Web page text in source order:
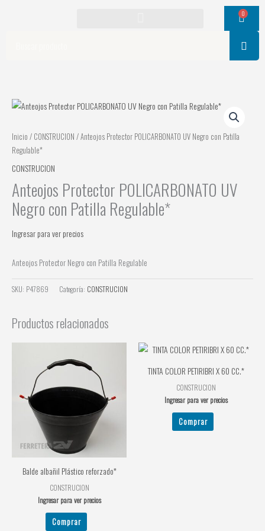
0
Cart
Inicio / CONSTRUCION / Anteojos Protector POLICARBONATO UV Negro con Patilla
Regulable*
CONSTRUCION
Anteojos Protector POLICARBONATO UV
Negro con Patilla Regulable*
Ingresar para ver precios
Anteojos Protector Negro con Patilla Regulable
SKU: P47869 Categoría: CONSTRUCION
Productos relacionados
Balde albañil Plástico reforzado*
CONSTRUCION
Ingresar para ver precios
Comprar
TINTA COLOR PETIRIBRI X 60 CC.*
CONSTRUCION
Ingresar para ver precios
Comprar